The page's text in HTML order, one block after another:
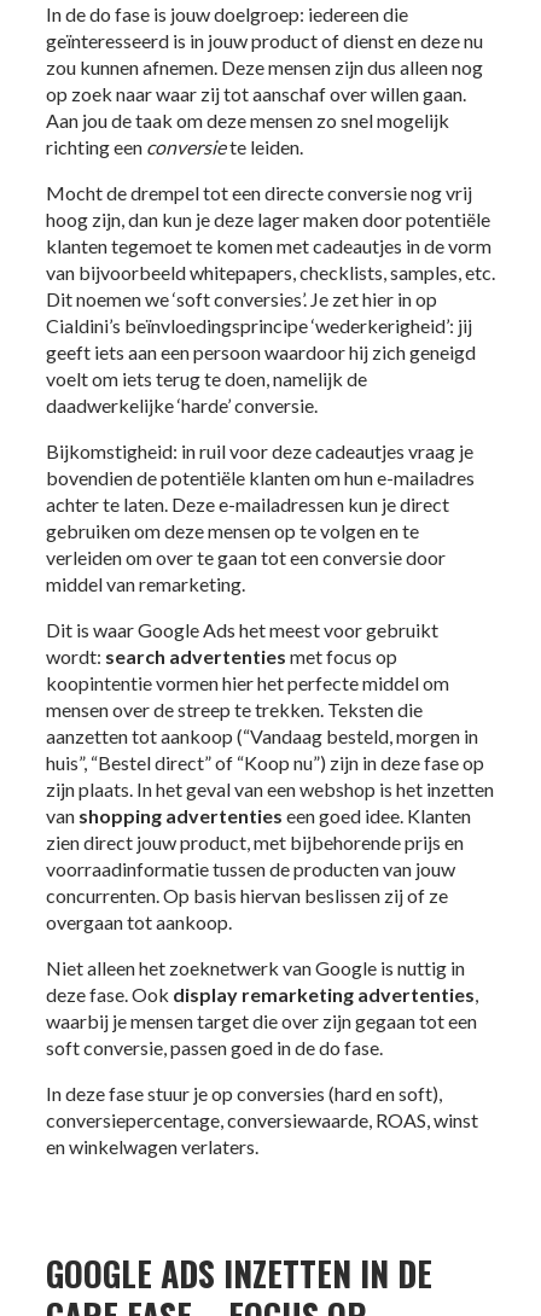
In de do fase is jouw doelgroep: iedereen die
geïnteresseerd is in jouw product of dienst en dezenu
zou kunnen afnemen. Deze mensen zijn dus alleen nog
op zoek naar waar zij tot aanschaf over willen gaan.
Aan jou de taak om deze mensen zo snel mogelijk
richting een conversiete leiden.
Mocht de drempel tot een directe conversie nog vrij
hoog zijn, dan kun je deze lager maken door potentiële
klanten tegemoet te komen met cadeautjes in de vorm
van bijvoorbeeld whitepapers, checklists, samples, etc.
Dit noemen we ‘soft conversies’. Je zet hier in op
Cialdini’s beïnvloedingsprincipe ‘wederkerigheid’: jij
geeft iets aan een persoon waardoor hij zich geneigd
voelt om iets terug te doen, namelijk de
daadwerkelijke ‘harde’ conversie.
Bijkomstigheid: in ruil voor deze cadeautjes vraag je
bovendien de potentiële klanten om hun e-mailadres
achter te laten. Deze e-mailadressen kun je direct
gebruiken om deze mensen op te volgen en te
verleiden om over te gaan tot een conversie door
middel van remarketing.
Dit is waar Google Ads het meest voor gebruikt
wordt: search advertenties met focus op
koopintentie vormen hier het perfecte middel om
mensen over de streep te trekken. Teksten die
aanzetten tot aankoop (“Vandaag besteld, morgen in
huis”, “Bestel direct” of “Koop nu”) zijn in deze fase op
zijn plaats. In het geval van een webshop is het inzetten
van shopping advertenties een goed idee. Klanten
zien direct jouw product, met bijbehorende prijs en
voorraadinformatie tussen de producten van jouw
concurrenten. Op basis hiervan beslissen zij of ze
overgaan tot aankoop.
Niet alleen het zoeknetwerk van Google is nuttig in
deze fase. Ook display remarketing advertenties
waarbij je mensen target die over zijn gegaan tot een
soft conversie, passen goed in de do fase.
In deze fase stuur je op conversies (hard en soft),
conversiepercentage, conversiewaarde, ROAS, winst
en winkelwagen verlaters.
GOOGLE ADS INZETTEN IN DE